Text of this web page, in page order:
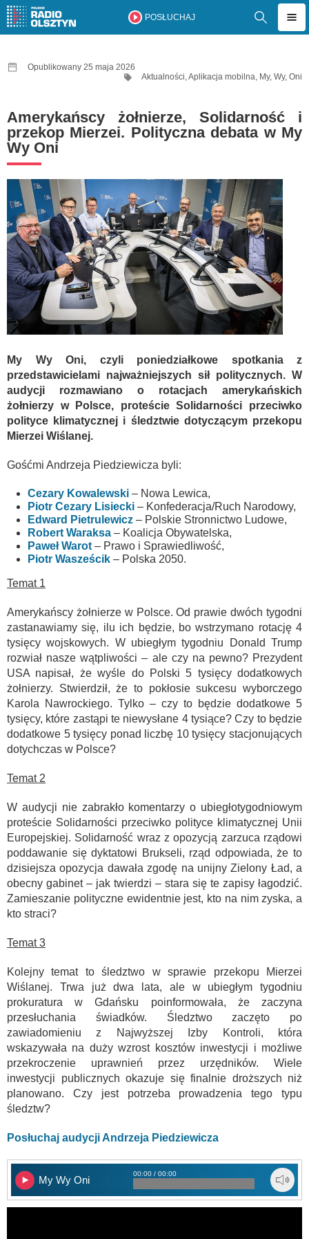
POSŁUCHAJ
Opublikowany 25 maja 2026
Aktualności,Aplikacja mobilna, My, Wy, Oni
Amerykańscy żołnierze, Solidarność i
przekop Mierzei. Polityczna debata w My
Wy Oni
My Wy Oni, czyli poniedziałkowe spotkania z
przedstawicielami najważniejszych sił politycznych. W
audycji rozmawiano o rotacjach amerykańskich
żołnierzy w Polsce, proteście Solidarności przeciwko
polityce klimatycznej i śledztwie dotyczącym przekopu
Mierzei Wiślanej.
Gośćmi Andrzeja Piedziewicza byli:
Cezary Kowalewski – Nowa Lewica,
Piotr Cezary Lisiecki – Konfederacja/Ruch Narodowy,
Edward Pietrulewicz – Polskie Stronnictwo Ludowe,
Robert Waraksa – Koalicja Obywatelska,
Paweł Warot – Prawo i Sprawiedliwość,
Piotr Wasześcik – Polska 2050.
Temat 1
Amerykańscy żołnierze w Polsce. Od prawie dwóch tygodni
zastanawiamy się, ilu ich będzie, bo wstrzymano rotację 4
tysięcy wojskowych. W ubiegłym tygodniu Donald Trump
rozwiał nasze wątpliwości – ale czy na pewno? Prezydent
USA napisał, że wyśle do Polski 5 tysięcy dodatkowych
żołnierzy. Stwierdził, że to pokłosie sukcesu wyborczego
Karola Nawrockiego. Tylko – czy to będzie dodatkowe 5
tysięcy, które zastąpi te niewysłane 4 tysiące? Czy to będzie
dodatkowe 5 tysięcy ponad liczbę 10 tysięcy stacjonujących
dotychczas w Polsce?
Temat 2
W audycji nie zabrakło komentarzy o ubiegłotygodniowym
proteście Solidarności przeciwko polityce klimatycznej Unii
Europejskiej. Solidarność wraz z opozycją zarzuca rządowi
poddawanie się dyktatowi Brukseli, rząd odpowiada, że to
dzisiejsza opozycja dawała zgodę na unijny Zielony Ład, a
obecny gabinet – jak twierdzi – stara się te zapisy łagodzić.
Zamieszanie polityczne ewidentnie jest, kto na nim zyska, a
kto straci?
Temat 3
Kolejny temat to śledztwo w sprawie przekopu Mierzei
Wiślanej. Trwa już dwa lata, ale w ubiegłym tygodniu
prokuratura w Gdańsku poinformowała, że zaczyna
przesłuchania świadków. Śledztwo zaczęto po
zawiadomieniu z Najwyższej Izby Kontroli, która
wskazywała na duży wzrost kosztów inwestycji i możliwe
przekroczenie uprawnień przez urzędników. Wiele
inwestycji publicznych okazuje się finalnie droższych niż
planowano. Czy jest potrzeba prowadzenia tego typu
śledztw?
Posłuchaj audycji Andrzeja Piedziewicza
My Wy Oni
00:00 / 00:00